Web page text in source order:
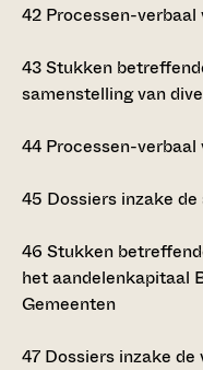
42 Processen-
43Stukken
samenstelling van
44 Processen-
45 Dossiers inzake
46 Stukken
het aandelenkapitaal
Gemeenten
47 Dossiers inzake de